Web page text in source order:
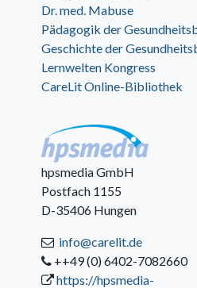
Dr. med. Mabuse
Pädagogik der
Geschichte der
Lernwelten Kongress
CareLit Online-Bibliothek
hpsmedia GmbH
Postfach 1155
D-35406 Hungen
info@carelit.de
++49 (0) 6402-7082660
https://hpsmedia-